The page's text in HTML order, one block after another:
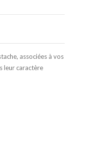
associées à vos
leur caractère